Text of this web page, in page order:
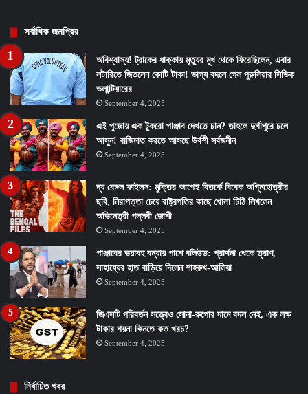
সর্বাধিক জনপ্রিয়
অবিশ্বাস্য! ট্রাকের ধাক্কায় মৃত্যুর মুখ থেকে ফিরেছিলেন, এবার
লটারিতে জিতলেন কোটি টাকা! ভাগ্য বদলে গেল পুরুলিয়ার সিভিক
ভলান্টিয়ারের
September 4, 2025
এই পুজোয় এক টুকরো পাঞ্জাব দেখতে চান? তাহলে দুর্গাপুরে চলে
আসুন! বাজিমাত করতে আসছে উর্বশী সর্বজনীন
September 4, 2025
দ্য বেঙ্গল ফাইলস: মুক্তির আগেই বিতর্কে বিবেক অগ্নিহোত্রীর
ছবি, নিরাপত্তা চেয়ে রাষ্ট্রপতির কাছে খোলা চিঠি লিখলেন
অভিনেত্রী পল্লবী জোশী
September 4, 2025
পাঞ্জাবের ভয়াবহ বন্যায় পাশে বলিউড: প্রার্থনা থেকে ত্রাণ,
সাহায্যের হাত বাড়িয়ে দিলেন শাহরুখ-আলিয়া
September 4, 2025
জিএসটি পরিবর্তন সত্ত্বেও সোনা-রুপোর দামে বদল নেই, এক লক্ষ
টাকার গয়না কিনতে কত খরচ?
September 4, 2025
নির্বাচিত খবর